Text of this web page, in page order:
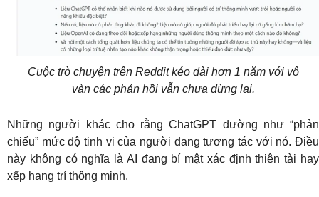
Cuộc trò chuyện trên Reddit kéo dài hơn 1 năm với vô
vàn các phản hồi vẫn chưa dừng lại.
Những người khác cho rằng ChatGPT dường như “phản
chiếu” mức độ tinh vi của người đang tương tác với nó. Điều
này không có nghĩa là AI đang bí mật xác định thiên tài hay
xếp hạng trí thông minh.